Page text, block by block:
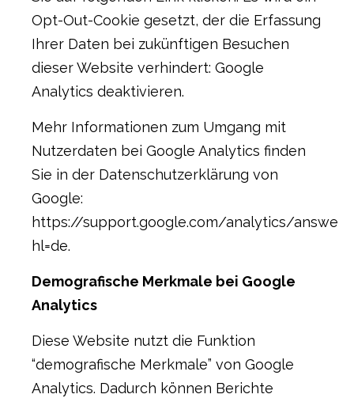
Opt-Out-Cookie gesetzt, der die Erfassung
Ihrer Daten bei zukünftigen Besuchen
dieser Website verhindert: Google
Analytics deaktivieren.
Mehr Informationen zum Umgang mit
Nutzerdaten bei Google Analytics finden
Sie in der Datenschutzerklärung von
Google:
https://support.google.com/analytics/answer/
hl=de.
Demografische Merkmale bei Google
Analytics
Diese Website nutzt die Funktion
“demografische Merkmale” von Google
Analytics. Dadurch können Berichte